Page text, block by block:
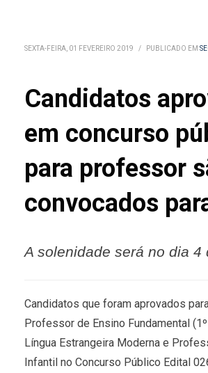
SEXTA-FEIRA, 01 FEVEREIRO 2019 / PUBLICADO EM
Candidatos
em concurso
para professor
convocados
A solenidade será no dia 4
Candidatos que foram aprovados
Professor de Ensino Fundamental
Língua Estrangeira Moderna e
Infantil no Concurso Público Edital